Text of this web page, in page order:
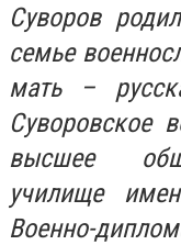
Суворов
семье
мать –
Суворовское
высшее
училище
Военно-